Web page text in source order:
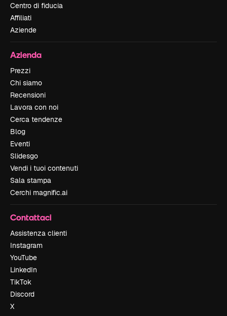
Centro di fiducia
Affiliati
Aziende
Azienda
Prezzi
Chi siamo
Recensioni
Lavora con noi
Cerca tendenze
Blog
Eventi
Slidesgo
Vendi i tuoi contenuti
Sala stampa
Cerchi magnific.ai
Contattaci
Assistenza clienti
Instagram
YouTube
LinkedIn
TikTok
Discord
X